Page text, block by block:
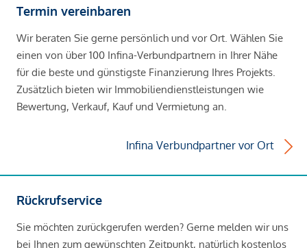
Termin vereinbaren
Wir beraten Sie gerne persönlich und vor Ort. Wählen Sie
einen von über 100 Infina-Verbundpartnern in Ihrer Nähe
für die beste und günstigste Finanzierung Ihres Projekts.
Zusätzlich bieten wir Immobiliendienstleistungen wie
Bewertung, Verkauf, Kauf und Vermietung an.
Infina Verbundpartner vor Ort
Rückrufservice
Sie möchten zurückgerufen werden? Gerne melden wir uns
bei Ihnen zum gewünschten Zeitpunkt, natürlich kostenlos